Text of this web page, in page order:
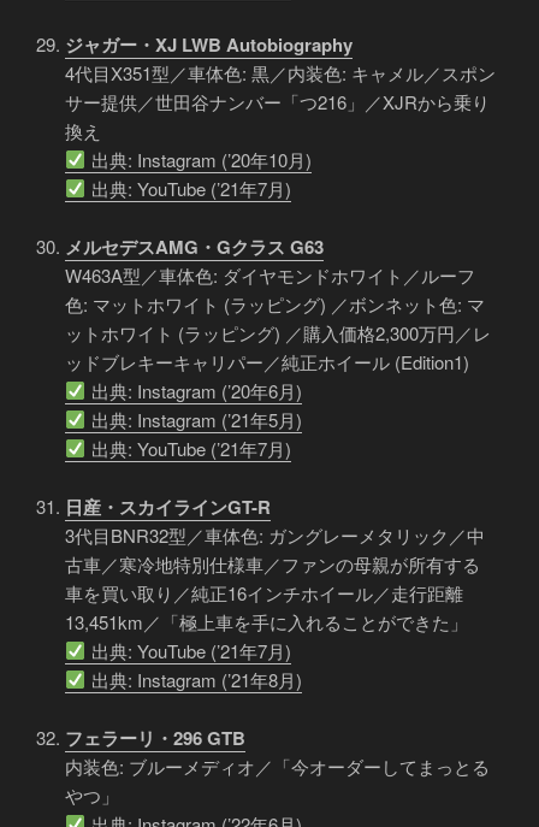
ジャガー・XJ LWB Autobiography
4代目X351型／車体色: 黒／内装色: キャメル／スポン
サー提供／世田谷ナンバー「つ216」／XJRから乗り
換え
出典: Instagram (’20年10月)
出典: YouTube (’21年7月)
メルセデスAMG・Gクラス G63
W463A型／車体色: ダイヤモンドホワイト／ルーフ
色: マットホワイト (ラッピング) ／ボンネット色: マ
ットホワイト (ラッピング) ／購入価格2,300万円／レ
ッドブレキーキャリパー／純正ホイール (Edition1)
出典: Instagram (’20年6月)
出典: Instagram (’21年5月)
出典: YouTube (’21年7月)
日産・スカイラインGT-R
3代目BNR32型／車体色: ガングレーメタリック／中
古車／寒冷地特別仕様車／ファンの母親が所有する
車を買い取り／純正16インチホイール／走行距離
13,451km／「極上車を手に入れることができた」
出典: YouTube (’21年7月)
出典: Instagram (’21年8月)
フェラーリ・296 GTB
内装色: ブルーメディオ／「今オーダーしてまっとる
やつ」